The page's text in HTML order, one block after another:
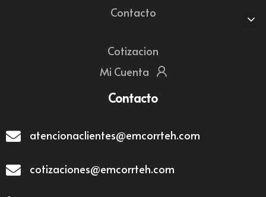
Contacto
Cotizacion
Mi Cuenta
Contacto
atencionaclientes@emcorrteh.com
cotizaciones@emcorrteh.com